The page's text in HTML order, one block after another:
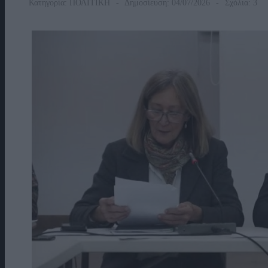
Κατηγορία: ΠΟΛΙΤΙΚΗ Δημοσίευση: 04/07/2026 Σχόλια: 3